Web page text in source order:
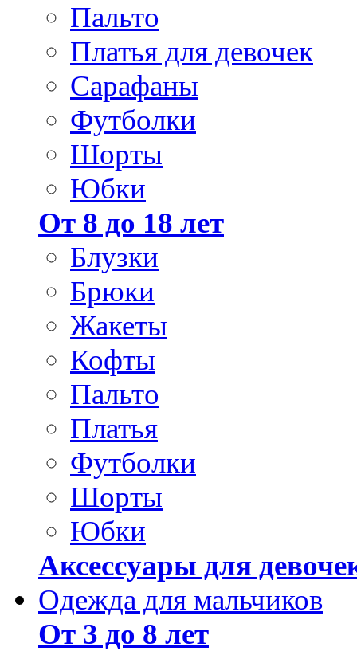
Пальто
Платья для девочек
Сарафаны
Футболки
Шорты
Юбки
От 8 до 18 лет
Блузки
Брюки
Жакеты
Кофты
Пальто
Платья
Футболки
Шорты
Юбки
Аксессуары для
Одежда для мальчиков
От 3 до 8 лет